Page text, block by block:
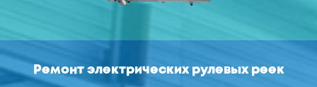
Ремонт электрических рулевых реек